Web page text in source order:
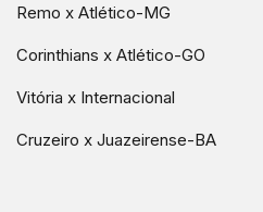
Remo x Atlético-MG
Corinthians x Atlético-GO
Vitória x Internacional
Cruzeiro x Juazeirense-BA